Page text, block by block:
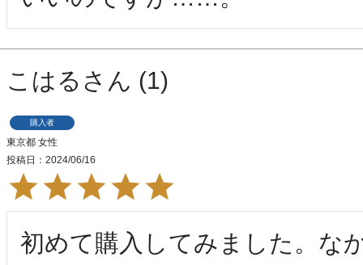
こはる 1
購入者
東京都 女性
投稿日
2024/06/16
初めて購入してみました。な